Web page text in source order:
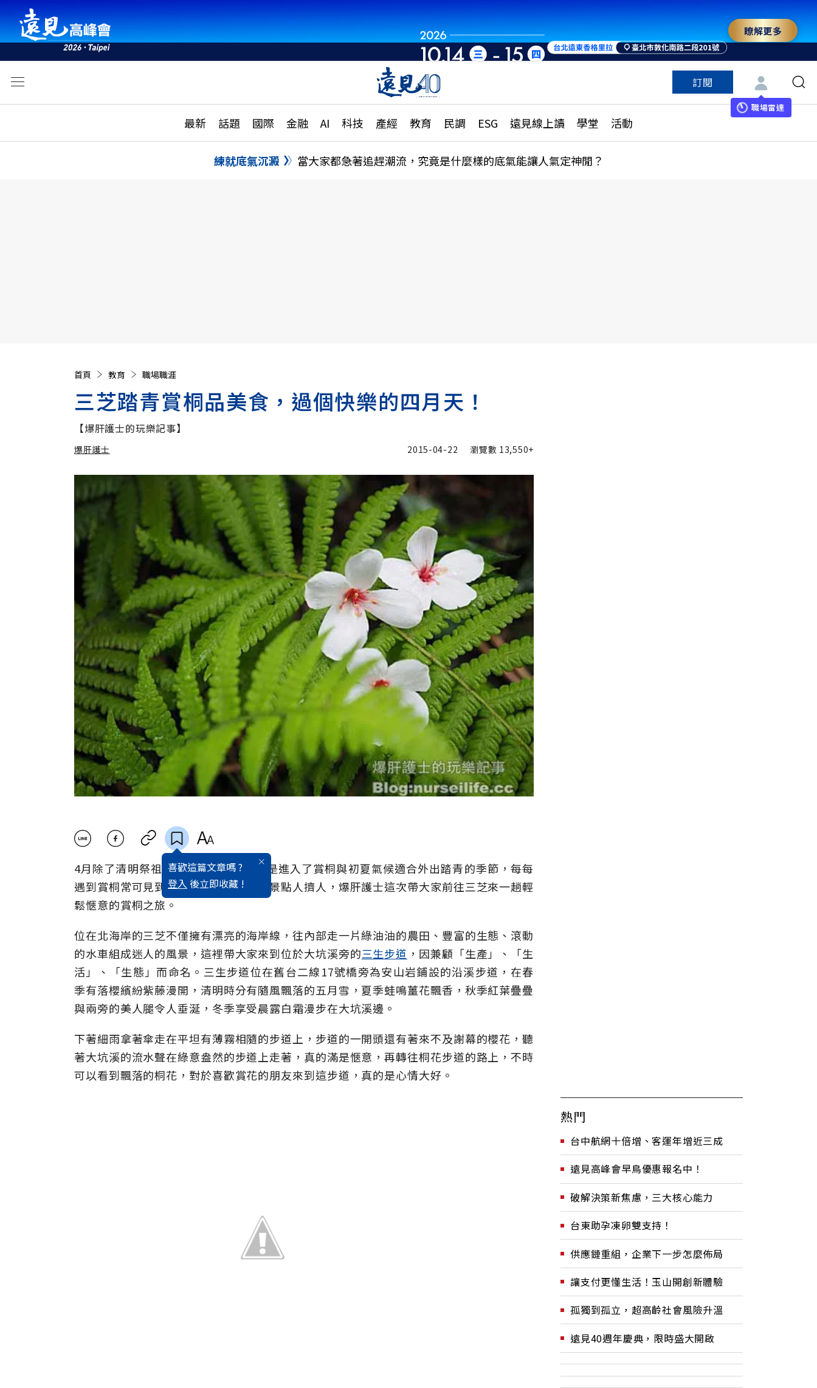
瞭解更多
訂閱
職場雷達
最新 話題 國際 金融 AI 科技 產經 教育 民調 ESG 遠見線上讀 學堂 活動
活動
話題
國際
特輯
大學升學、職涯攻略
縣市施政調查全解析
民調
更多訂閱方案
特色頻道
練就底氣沉澱 當大家都急著追趕潮流，究竟是什麼樣的底氣能讓人氣定神閒？
首頁 教育 職場職涯
三芝踏青賞桐品美食，過個快樂的四月天！
【爆肝護士的玩樂記事】
爆肝護士
加入追蹤
2015-04-22 瀏覽數 13,550+
喜歡這篇文章嗎 ?
登入 後立即收藏 !
4月除了清明祭祖這個大節日以外，也是進入了賞桐與初夏氣候適合外出踏青的季節，每每
遇到賞桐常可見到一窩蜂的人潮往熱門景點人擠人，爆肝護士這次帶大家前往三芝來一趟輕
鬆愜意的賞桐之旅。
位在北海岸的三芝不僅擁有漂亮的海岸線，往內部走一片綠油油的農田、豐富的生態、滾動
的水車組成迷人的風景，這裡帶大家來到位於大坑溪旁的三生步道 ，因兼顧「生產」、「生
活」、「生態」而命名。三生步道位在舊台二線17號橋旁為安山岩鋪設的沿溪步道，在春
季有落櫻繽紛紫藤漫開，清明時分有隨風飄落的五月雪，夏季蛙鳴薑花飄香，秋季紅葉疊疊
與兩旁的美人腿令人垂涎，冬季享受晨露白霜漫步在大坑溪邊。
下著細雨拿著傘走在平坦有薄霧相隨的步道上，步道的一開頭還有著來不及謝幕的櫻花，聽
著大坑溪的流水聲在綠意盎然的步道上走著，真的滿是愜意，再轉往桐花步道的路上，不時
可以看到飄落的桐花，對於喜歡賞花的朋友來到這步道，真的是心情大好。
熱門
台中航網十倍增、客運年增近三成
遠見高峰會早鳥優惠報名中！
破解決策新焦慮，三大核心能力
台東助孕凍卵雙支持！
供應鏈重組，企業下一步怎麼佈局
讓支付更懂生活！玉山開創新體驗
孤獨到孤立，超高齡社會風險升溫
遠見40週年慶典，限時盛大開啟